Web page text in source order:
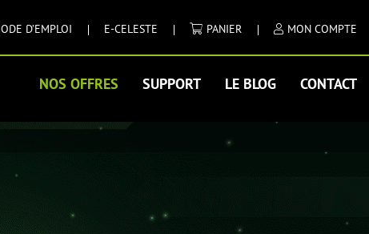
D’EMPLOI E-CELESTE PANIER MON COMPTE
NOS OFFRES SUPPORT LE BLOG CONTACT